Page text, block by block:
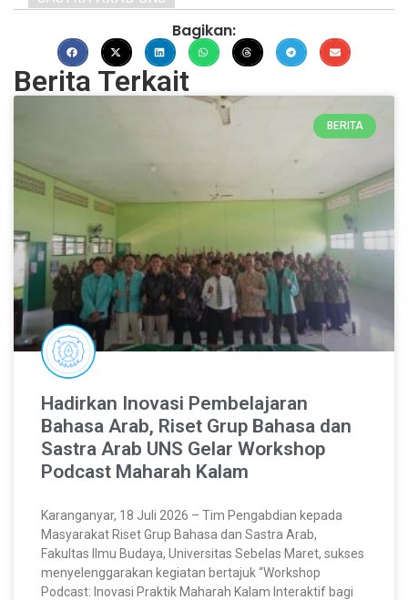
Bagikan:
Berita Terkait
BERITA
Hadirkan Inovasi Pembelajaran
Bahasa Arab, Riset Grup Bahasa dan
Sastra Arab UNS Gelar Workshop
Podcast Maharah Kalam
Karanganyar, 18 Juli 2026 – Tim Pengabdian kepada
Masyarakat Riset Grup Bahasa dan Sastra Arab,
Fakultas Ilmu Budaya, Universitas Sebelas Maret, sukses
menyelenggarakan kegiatan bertajuk “Workshop
Podcast: Inovasi Praktik Maharah Kalam Interaktif bagi